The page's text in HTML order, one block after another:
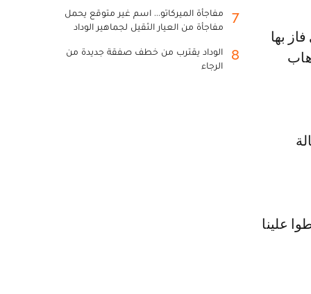
علينا
7
مفاجأة الميركاتو... اسم غير متوقع يحمل
مفاجأة من العيار الثقيل لجماهير الوداد
8
الوداد يقترب من خطف صفقة جديدة من
الرجاء